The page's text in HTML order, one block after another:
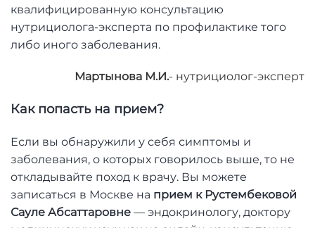
квалифицированную консультацию
нутрициолога-эксперта по профилактике того
либо иного заболевания.
Мартынова М.И.- нутрициолог-эксперт
Как попасть на прием?
Если вы обнаружили у себя симптомы и
заболевания, о которых говорилось выше, то не
откладывайте поход к врачу. Вы можете
записаться в Москве на прием к Рустембековой
Сауле Абсаттаровне — эндокринологу, доктору